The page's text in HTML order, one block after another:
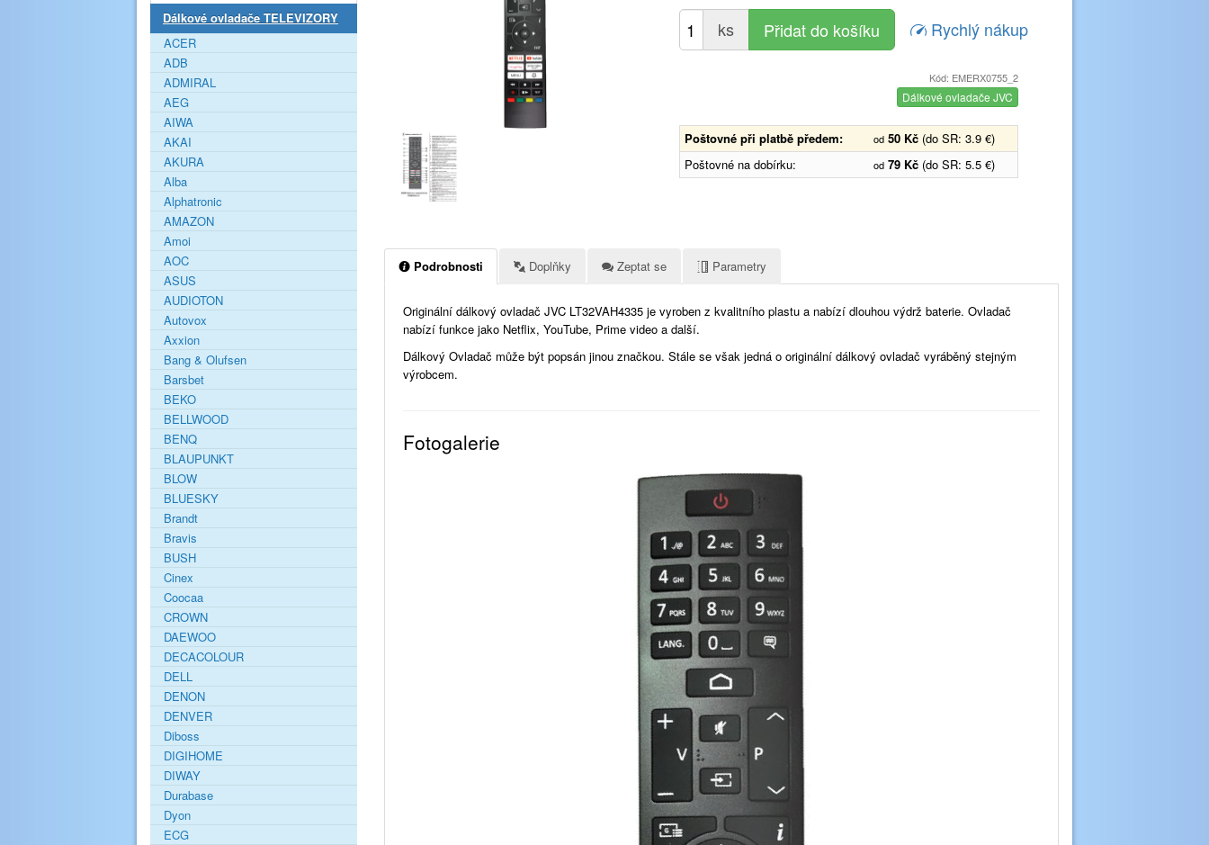
ks Rychlý nákup
Kód: EMERX0755_2
Dálkové ovladače JVC
Poštovné při platbě předem: od 50 Kč (do SR: 3.9 €)
Poštovné na dobírku:
od 79 Kč (do SR: 5.5 €)
Podrobnosti Doplňky Zeptat se Parametry
Originální dálkový ovladač JVC LT32VAH4335 je vyroben z kvalitního plastu a nabízí dlouhou výdrž baterie. Ovladač
nabízí funkce jako Netflix, YouTube, Prime video a další.
Dálkový Ovladač může být popsán jinou značkou. Stále se však jedná o originální dálkový ovladač vyráběný stejným
výrobcem.
Fotogalerie
Dálkové ovladače TELEVIZORY
ACER
ADB
ADMIRAL
AEG
AIWA
AKAI
AKURA
Alba
Alphatronic
AMAZON
Amoi
AOC
ASUS
AUDIOTON
Autovox
Axxion
Bang & Olufsen
Barsbet
BEKO
BELLWOOD
BENQ
BLAUPUNKT
BLOW
BLUESKY
Brandt
Bravis
BUSH
Cinex
Coocaa
CROWN
DAEWOO
DECACOLOUR
DELL
DENON
DENVER
Diboss
DIGIHOME
DIWAY
Durabase
Dyon
ECG